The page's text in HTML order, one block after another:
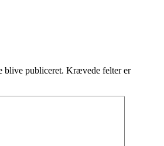
blive publiceret. Krævede felter er